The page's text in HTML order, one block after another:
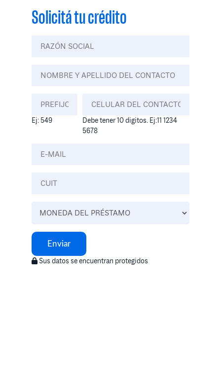
Solicitá tu crédito
Ej: 549
Debe tener 10 digitos. Ej:11 1234
5678
Enviar
Sus datos se encuentran protegidos